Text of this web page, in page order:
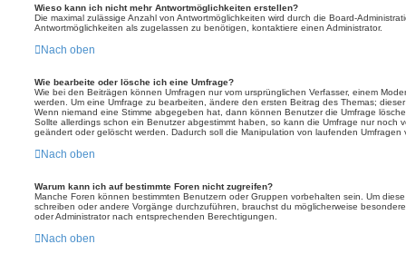
Wieso kann ich nicht mehr Antwortmöglichkeiten erstellen?
Die maximal zulässige Anzahl von Antwortmöglichkeiten wird durch die Board-
Antwortmöglichkeiten als zugelassen zu benötigen, kontaktiere einen Administrator.
Nach oben
Wie bearbeite oder lösche ich eine Umfrage?
Wie bei den Beiträgen können Umfragen nur vom ursprünglichen Verfasser, einem
werden. Um eine Umfrage zu bearbeiten, ändere den ersten Beitrag des Themas;
Wenn niemand eine Stimme abgegeben hat, dann können Benutzer die Umfrage
Sollte allerdings schon ein Benutzer abgestimmt haben, so kann die Umfrage nur noch
geändert oder gelöscht werden. Dadurch soll die Manipulation von laufenden Umfragen
Nach oben
Warum kann ich auf bestimmte Foren nicht zugreifen?
Manche Foren können bestimmten Benutzern oder Gruppen vorbehalten sein. Um
schreiben oder andere Vorgänge durchzuführen, brauchst du möglicherweise
oder Administrator nach entsprechenden Berechtigungen.
Nach oben